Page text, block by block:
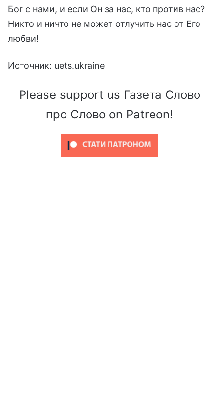
Бог с нами, и если Он за нас, кто против нас?
Никто и ничто не может отлучить нас от Его
любви!
Источник: uets.ukraine
Please support us Газета Слово
про Слово on Patreon!